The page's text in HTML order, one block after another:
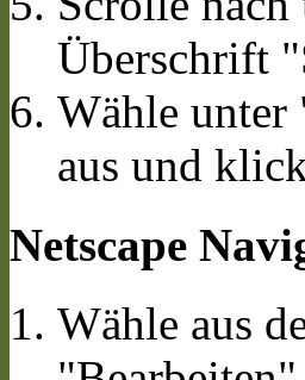
Überschrift
Wähle
aus und
Netscape
Wähle aus